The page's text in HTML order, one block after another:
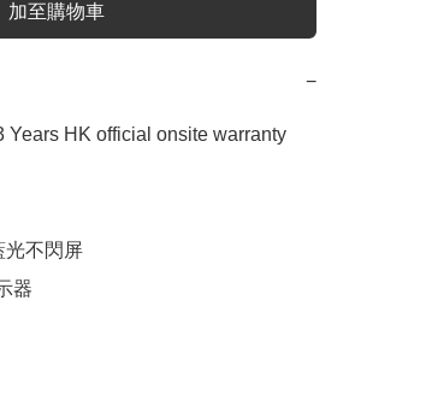
加至購物車
−
Years HK official onsite warranty
光不閃屏
器